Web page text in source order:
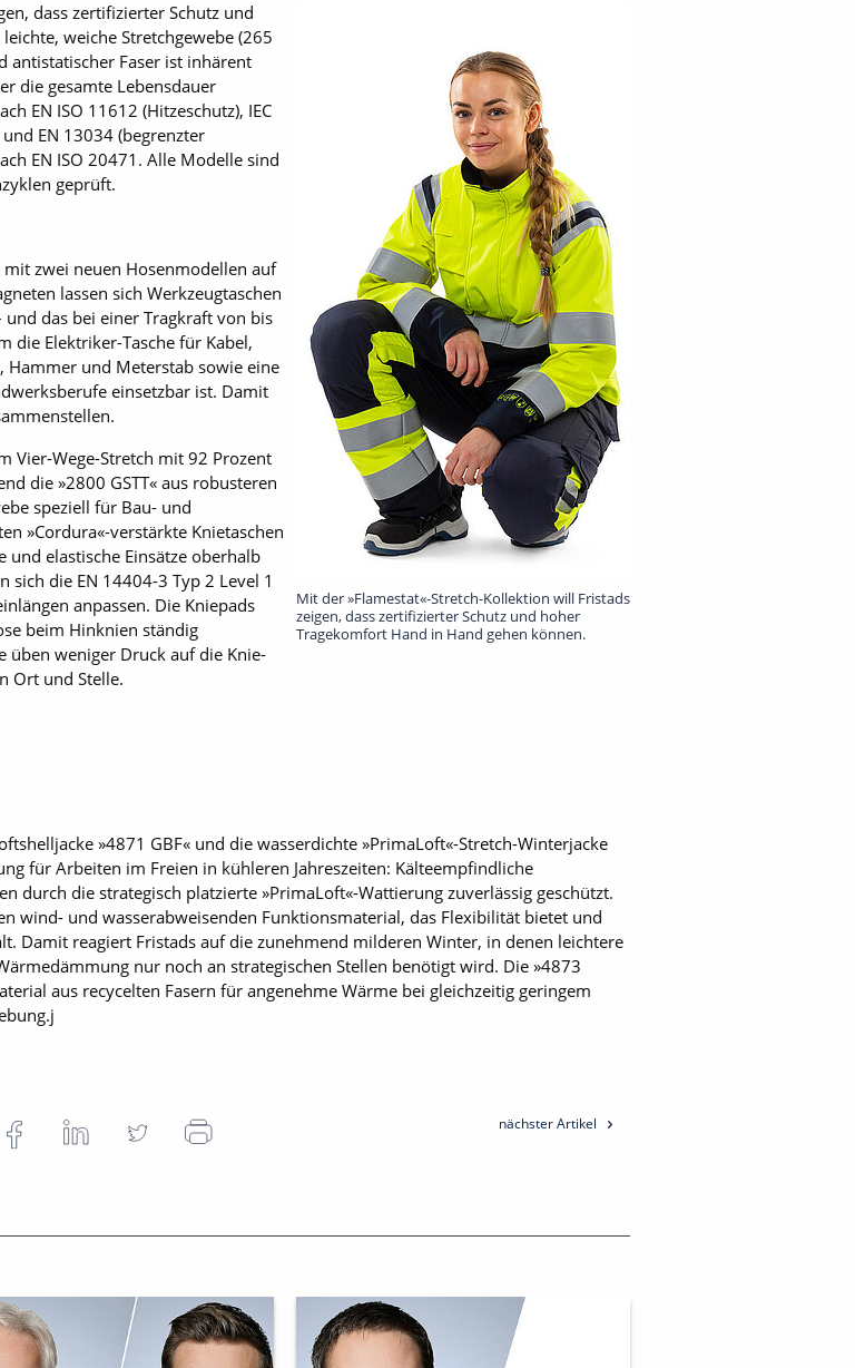
Mit der »Flamestat«-Stretch-Kollektion will Fristads
zeigen, dass zertifizierter Schutz und hoher
Tragekomfort Hand in Hand gehen können.
dass zertifizierter Schutz und
weiche Stretchgewebe (265
antistatischer Faser ist inhärent
die gesamte Lebensdauer
EN ISO 11612 (Hitzeschutz), IEC
EN 13034 (begrenzter
EN ISO 20471. Alle Modelle sind
geprüft.
zwei neuen Hosenmodellen auf
lassen sich Werkzeugtaschen
das bei einer Tragkraft von bis
die Elektriker-Tasche für Kabel,
Hammer und Meterstab sowie eine
einsetzbar ist. Damit
Vier-Wege-Stretch mit 92 Prozent
die »2800 GSTT« aus robusteren
speziell für Bau- und
»Cordura«-verstärkte Knietaschen
elastische Einsätze oberhalb
sich die EN 14404-3 Typ 2 Level 1
anpassen. Die Kniepads
beim Hinknien ständig
üben weniger Druck auf die Knie­
Ort und Stelle.
»4871 GBF« und die wasserdichte »PrimaLoft«-Stretch-Winterjacke
für Arbeiten im Freien in kühleren Jahreszeiten: Kälteempfindliche
durch die strategisch platzierte »PrimaLoft«-Wattierung zuverlässig geschützt.
wind- und wasserabweisenden Funktionsmaterial, das Flexibilität bietet und
Damit reagiert Fristads auf die zunehmend milderen Winter, in denen leichtere
nur noch an strategischen Stellen benötigt wird. Die »4873
aus recycelten Fasern für angenehme Wärme bei gleichzeitig geringem
nächster Artikel